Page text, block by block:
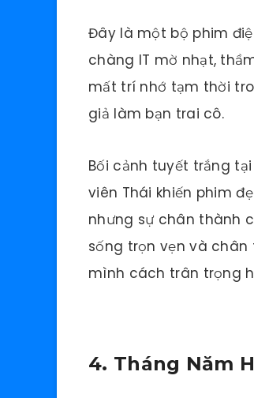
Đây là một bộ phim
chàng IT mờ nhạt,
mất trí nhớ tạm thời
giả làm bạn trai cô.
Bối cảnh tuyết trắng
viên Thái khiến phim
nhưng sự chân thành
sống trọn vẹn và chân
mình cách trân trọng
4. Tháng Năm